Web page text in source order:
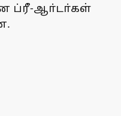
ப்ரீ-ஆா்டா்கள்